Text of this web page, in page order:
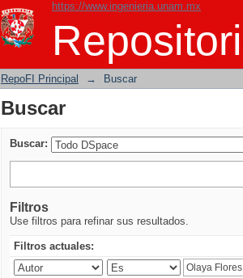
https://www.ingenieria.unam.mx
Buscar
RepoFI Principal → Buscar
Buscar
Buscar:
Filtros
Use filtros para refinar sus resultados.
Filtros actuales: